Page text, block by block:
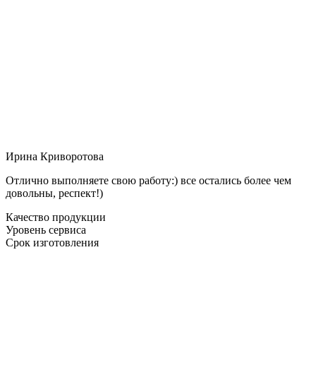
Ирина Криворотова
Отлично выполняете свою работу:) все остались более чем
довольны, респект!)
Качество продукции
Уровень сервиса
Срок изготовления